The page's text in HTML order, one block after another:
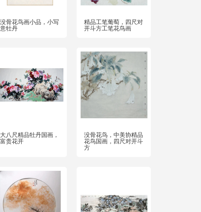
没骨花鸟画小品，小写
意牡丹
精品工笔葡萄，四尺对
开斗方工笔花鸟画
大八尺精品牡丹国画，
富贵花开
没骨花鸟，中美协精品
花鸟国画，四尺对开斗
方